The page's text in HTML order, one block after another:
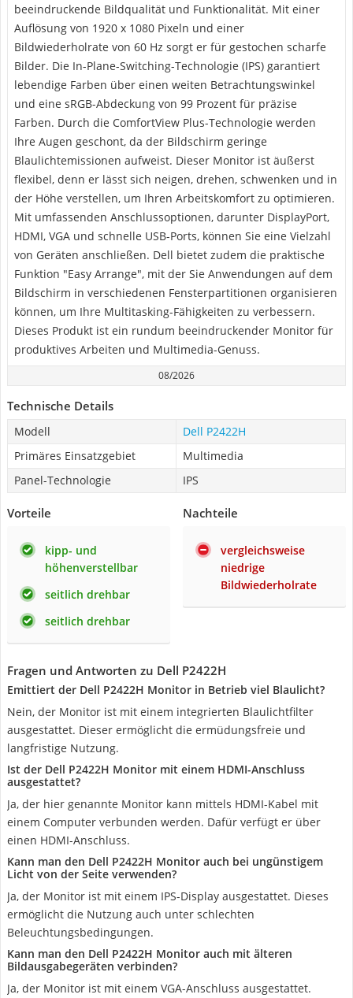
beeindruckende Bildqualität und Funktionalität. Mit einer
Auflösung von 1920 x 1080 Pixeln und einer
Bildwiederholrate von 60 Hz sorgt er für gestochen scharfe
Bilder. Die In-Plane-Switching-Technologie (IPS) garantiert
lebendige Farben über einen weiten Betrachtungswinkel
und eine sRGB-Abdeckung von 99 Prozent für präzise
Farben. Durch die ComfortView Plus-Technologie werden
Ihre Augen geschont, da der Bildschirm geringe
Blaulichtemissionen aufweist. Dieser Monitor ist äußerst
flexibel, denn er lässt sich neigen, drehen, schwenken und in
der Höhe verstellen, um Ihren Arbeitskomfort zu optimieren.
Mit umfassenden Anschlussoptionen, darunter DisplayPort,
HDMI, VGA und schnelle USB-Ports, können Sie eine Vielzahl
von Geräten anschließen. Dell bietet zudem die praktische
Funktion "Easy Arrange", mit der Sie Anwendungen auf dem
Bildschirm in verschiedenen Fensterpartitionen organisieren
können, um Ihre Multitasking-Fähigkeiten zu verbessern.
Dieses Produkt ist ein rundum beeindruckender Monitor für
produktives Arbeiten und Multimedia-Genuss.
08/2026
Technische Details
Modell
Dell P2422H
Primäres Einsatzgebiet
Multimedia
Panel-Technologie
IPS
Vorteile
kipp- und
höhenverstellbar
seitlich drehbar
seitlich drehbar
Nachteile
vergleichsweise
niedrige
Bildwiederholrate
Fragen und Antworten zu Dell P2422H
Emittiert der Dell P2422H Monitor in Betrieb viel Blaulicht?
Nein, der Monitor ist mit einem integrierten Blaulichtfilter
ausgestattet. Dieser ermöglicht die ermüdungsfreie und
langfristige Nutzung.
Ist der Dell P2422H Monitor mit einem HDMI-Anschluss
ausgestattet?
Ja, der hier genannte Monitor kann mittels HDMI-Kabel mit
einem Computer verbunden werden. Dafür verfügt er über
einen HDMI-Anschluss.
Kann man den Dell P2422H Monitor auch bei ungünstigem
Licht von der Seite verwenden?
Ja, der Monitor ist mit einem IPS-Display ausgestattet. Dieses
ermöglicht die Nutzung auch unter schlechten
Beleuchtungsbedingungen.
Kann man den Dell P2422H Monitor auch mit älteren
Bildausgabegeräten verbinden?
Ja, der Monitor ist mit einem VGA-Anschluss ausgestattet.